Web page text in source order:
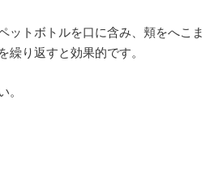
ットボトルを口に含み、頬をへこま
繰り返すと効果的です。
。